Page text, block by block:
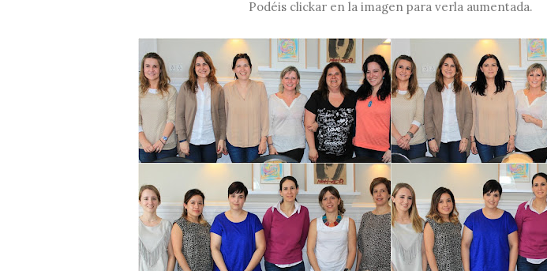
Podéis clickar en la imagen para verla aumentada.